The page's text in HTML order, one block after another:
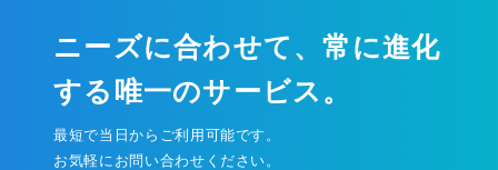
ニーズに合わせて、常に進化
する唯一のサービス。
最短で当日からご利用可能です。
お気軽にお問い合わせください。